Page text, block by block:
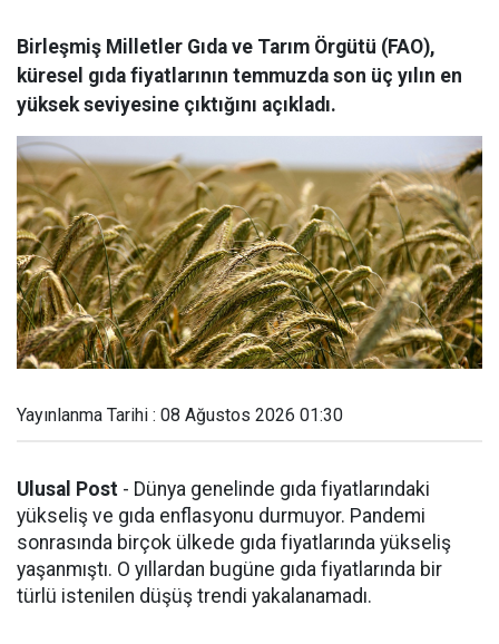
Birleşmiş Milletler Gıda ve Tarım Örgütü (FAO),
küresel gıda fiyatlarının temmuzda son üç yılın en
yüksek seviyesine çıktığını açıkladı.
Yayınlanma Tarihi : 08 Ağustos 2026 01:30
Ulusal Post - Dünya genelinde gıda fiyatlarındaki
yükseliş ve gıda enflasyonu durmuyor. Pandemi
sonrasında birçok ülkede gıda fiyatlarında yükseliş
yaşanmıştı. O yıllardan bugüne gıda fiyatlarında bir
türlü istenilen düşüş trendi yakalanamadı.